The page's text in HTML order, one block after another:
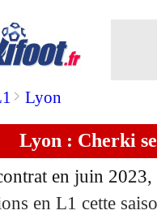
> Lyon
Lyon : Cherki
en juin
en L1 cette
: Neymar, la
Ham: Lingard
: Neymar
: Diop sur le